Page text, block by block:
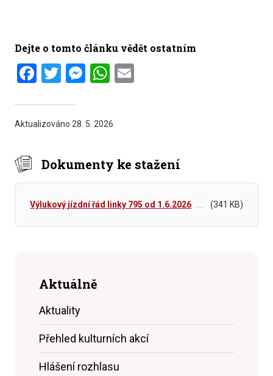
Dejte o tomto článku vědět ostatním
Facebook
Twitter
Messenger
WhatsApp
Aktualizováno 28. 5. 2026
Dokumenty ke stažení
Výlukový jízdní řád linky 795 od 1.6.2026 (341 KB)
Aktuálně
Aktuality
Přehled kulturních akcí
Hlášení rozhlasu